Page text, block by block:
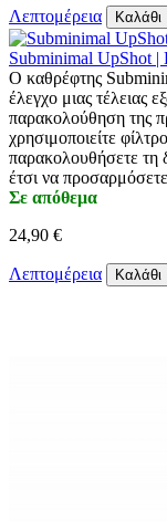
Λεπτομέρεια Καλάθι
Subminimal UpShot |
Ο καθρέφτης
έλεγχο μιας τέλειας
παρακολούθηση της
χρησιμοποιείτε
παρακολουθήσετε τη
έτσι να
Σε απόθεμα
24,90 €
Λεπτομέρεια Καλάθι